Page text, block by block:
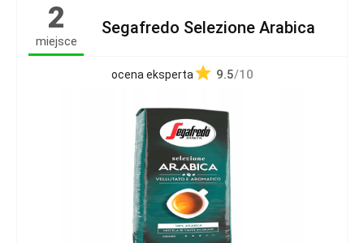
2
miejsce
Segafredo Selezione Arabica
ocena eksperta 9.5/10